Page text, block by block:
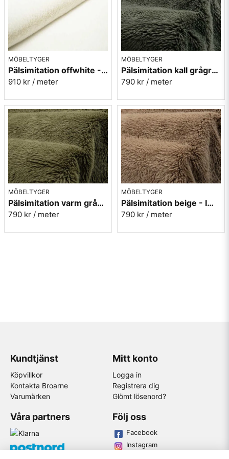
MÖBELTYGER
Pälsimitation offwhite - Bunny
910 kr / meter
MÖBELTYGER
Pälsimitation kall grågrön - Imagine 355
790 kr / meter
MÖBELTYGER
Pälsimitation varm grågrön - Imagine 356
790 kr / meter
MÖBELTYGER
Pälsimitation beige - Imagine 172
790 kr / meter
Kundtjänst
Köpvillkor
Kontakta Broarne
Varumärken
Mitt konto
Logga in
Registrera dig
Glömt lösenord?
Våra partners Följ oss
Facebook
Instagram